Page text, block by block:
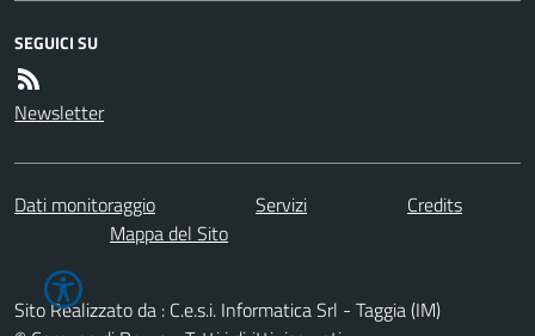
SEGUICI SU
Newsletter
Dati monitoraggio Servizi
Credits
Mappa del Sito
Sito Realizzato da : C.e.s.i. Informatica Srl - Taggia (IM)